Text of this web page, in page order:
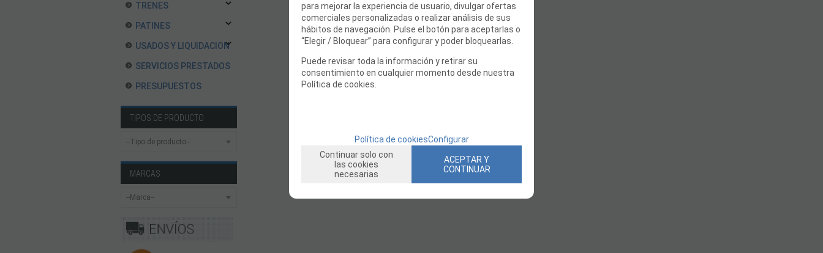
TRENES
PATINES
USADOS Y LIQUIDACION
SERVICIOS PRESTADOS
PRESUPUESTOS
TIPOS DE PRODUCTO
MARCAS
para mejorar la experiencia de usuario, divulgar ofertas
comerciales personalizadas o realizar análisis de sus
hábitos de navegación. Pulse el botón para aceptarlas o
“Elegir / Bloquear” para configurar y poder bloquearlas.
Puede revisar toda la información y retirar su
consentimiento en cualquier momento desde nuestra
Política de cookies.
Política de cookiesConfigurar
Continuar solo con
las cookies
necesarias
ACEPTAR Y
CONTINUAR